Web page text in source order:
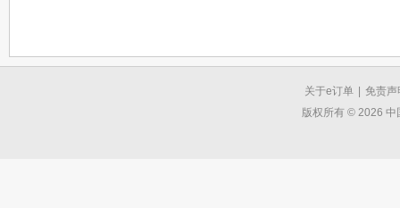
关于e订单
免责声
版权所有 © 2026